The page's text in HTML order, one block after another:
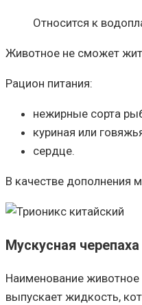
Относится к
Животное не сможет
Рацион питания:
нежирные сорта
куриная или
сердце.
В качестве дополнения
Мускусная черепаха
Наименование животное
выпускает жидкость,